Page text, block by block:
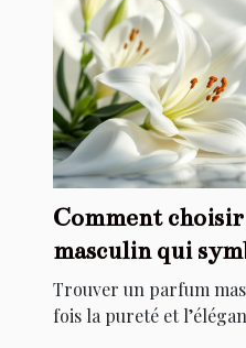
Comment
masculin qui
l'élégance ?
Trouver un parfum
fois la pureté et